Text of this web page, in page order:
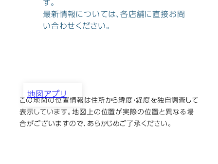
す。
最新情報については、各店舗に直接お問
い合わせください。
あさひカメラ
地図アプリ
この地図の位置情報は住所から緯度・経度を独自調査して
表示しています。地図上の位置が実際の位置と異なる場
合がございますので、あらかじめご了承ください。